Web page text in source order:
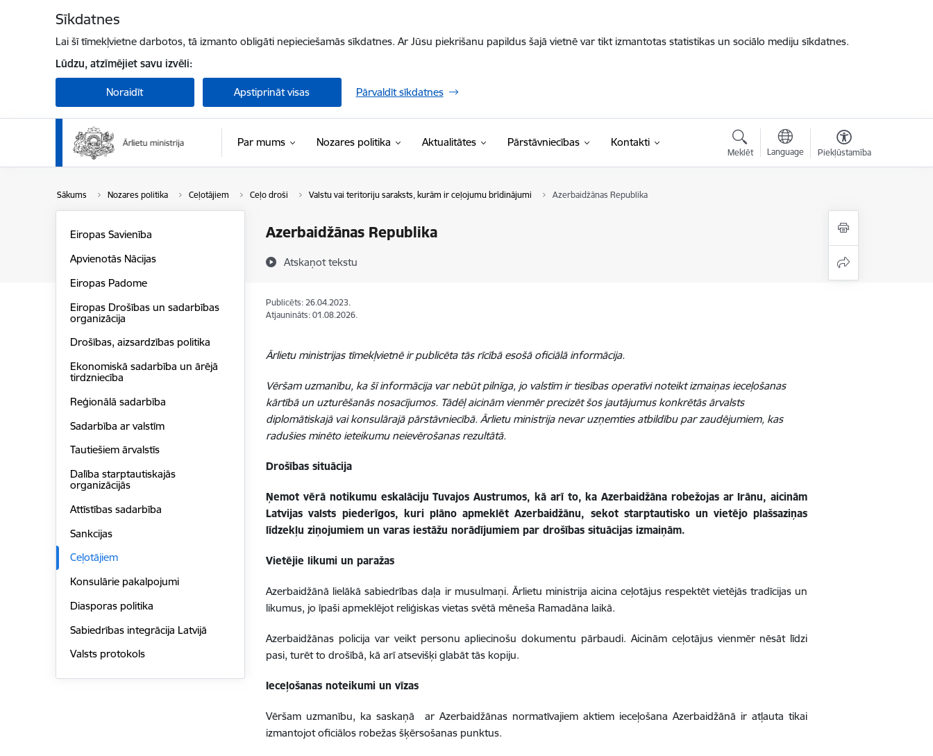
Sīkdatnes
Lai šī tīmekļvietne darbotos, tā izmanto obligāti nepieciešamās sīkdatnes. Ar Jūsu piekrišanu papildus šajā vietnē var tikt izmantotas statistikas un sociālo mediju sīkdatnes.
Lūdzu, atzīmējiet savu izvēli:
Noraidīt Apstiprināt visas Pārvaldīt sīkdatnes
Par mums Nozares politika Aktualitātes Pārstāvniecības Kontakti
Meklēt Language Piekļūstamība
Sākums Nozares politika Ceļotājiem Ceļo droši Valstu vai teritoriju saraksts, kurām ir ceļojumu brīdinājumi Azerbaidžānas Republika
Azerbaidžānas Republika
Atskaņot tekstu
Eiropas Savienība
Apvienotās Nācijas
Eiropas Padome
Eiropas Drošības un sadarbības
organizācija
Drošības, aizsardzības politika
Ekonomiskā sadarbība un ārējā
tirdzniecība
Reģionālā sadarbība
Sadarbība ar valstīm
Tautiešiem ārvalstīs
Dalība starptautiskajās
organizācijās
Attīstības sadarbība
Sankcijas
Ceļotājiem
Konsulārie pakalpojumi
Diasporas politika
Sabiedrības integrācija Latvijā
Valsts protokols
Publicēts: 26.04.2023.
Atjaunināts: 01.08.2026.
Ārlietu ministrijas tīmekļvietnē ir publicēta tās rīcībā esošā oficiālā informācija.
Vēršam uzmanību, ka šī informācija var nebūt pilnīga, jo valstīm ir tiesības operatīvi noteikt izmaiņas ieceļošanas
kārtībā un uzturēšanās nosacījumos. Tādēļ aicinām vienmēr precizēt šos jautājumus konkrētās ārvalsts
diplomātiskajā vai konsulārajā pārstāvniecībā. Ārlietu ministrija nevar uzņemties atbildību par zaudējumiem, kas
radušies minēto ieteikumu neievērošanas rezultātā.
Drošības situācija
Ņemot vērā notikumu eskalāciju Tuvajos Austrumos, kā arī to, ka Azerbaidžāna robežojas ar Irānu, aicinām
Latvijas valsts piederīgos, kuri plāno apmeklēt Azerbaidžānu, sekot starptautisko un vietējo plašsaziņas
līdzekļu ziņojumiem un varas iestāžu norādījumiem par drošības situācijas izmaiņām.
Vietējie likumi un paražas
Azerbaidžānā lielākā sabiedrības daļa ir musulmaņi. Ārlietu ministrija aicina ceļotājus respektēt vietējās tradīcijas un
likumus, jo īpaši apmeklējot reliģiskas vietas svētā mēneša Ramadāna laikā.
Azerbaidžānas policija var veikt personu apliecinošu dokumentu pārbaudi. Aicinām ceļotājus vienmēr nēsāt līdzi
pasi, turēt to drošībā, kā arī atsevišķi glabāt tās kopiju.
Ieceļošanas noteikumi un vīzas
Vēršam uzmanību, ka saskaņā ar Azerbaidžānas normatīvajiem aktiem ieceļošana Azerbaidžānā ir atļauta tikai
izmantojot oficiālos robežas šķērsošanas punktus.